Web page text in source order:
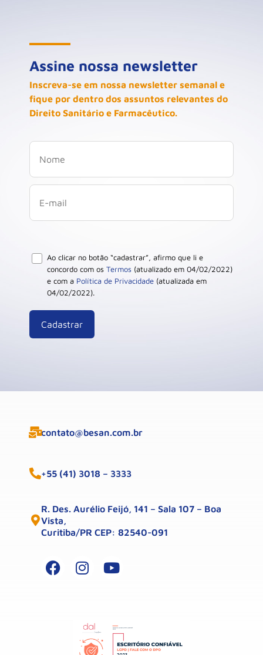
Assine nossa newsletter
Inscreva-se em nossa newsletter semanal e
fique por dentro dos assuntos relevantes do
Direito Sanitário e Farmacêutico.
Ao clicar no botão “cadastrar”, afirmo que li e
concordo com os Termos (atualizado em 04/02/2022)
e com a Política de Privacidade (atualizada em
04/02/2022).
contato@besan.com.br
+55 (41) 3018 – 3333
R. Des. Aurélio Feijó, 141 – Sala 107 – Boa
Vista,
Curitiba/PR CEP: 82540-091